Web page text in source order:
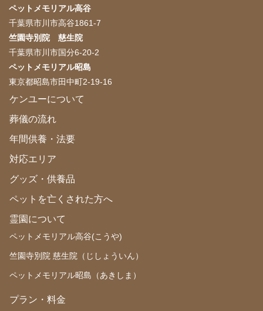
ペットメモリアル高谷
千葉県市川市高谷1861-7
竺園寺別院 慈生院
千葉県市川市国分6-20-2
ペットメモリアル昭島
東京都昭島市田中町2-19-16
ケンユーについて
葬儀の流れ
年間供養・法要
対応エリア
グッズ・供養品
ペットを亡くされた方へ
霊園について
ペットメモリアル高谷(こうや)
竺園寺別院 慈生院（じしょういん）
ペットメモリアル昭島（あきしま）
プラン・料金